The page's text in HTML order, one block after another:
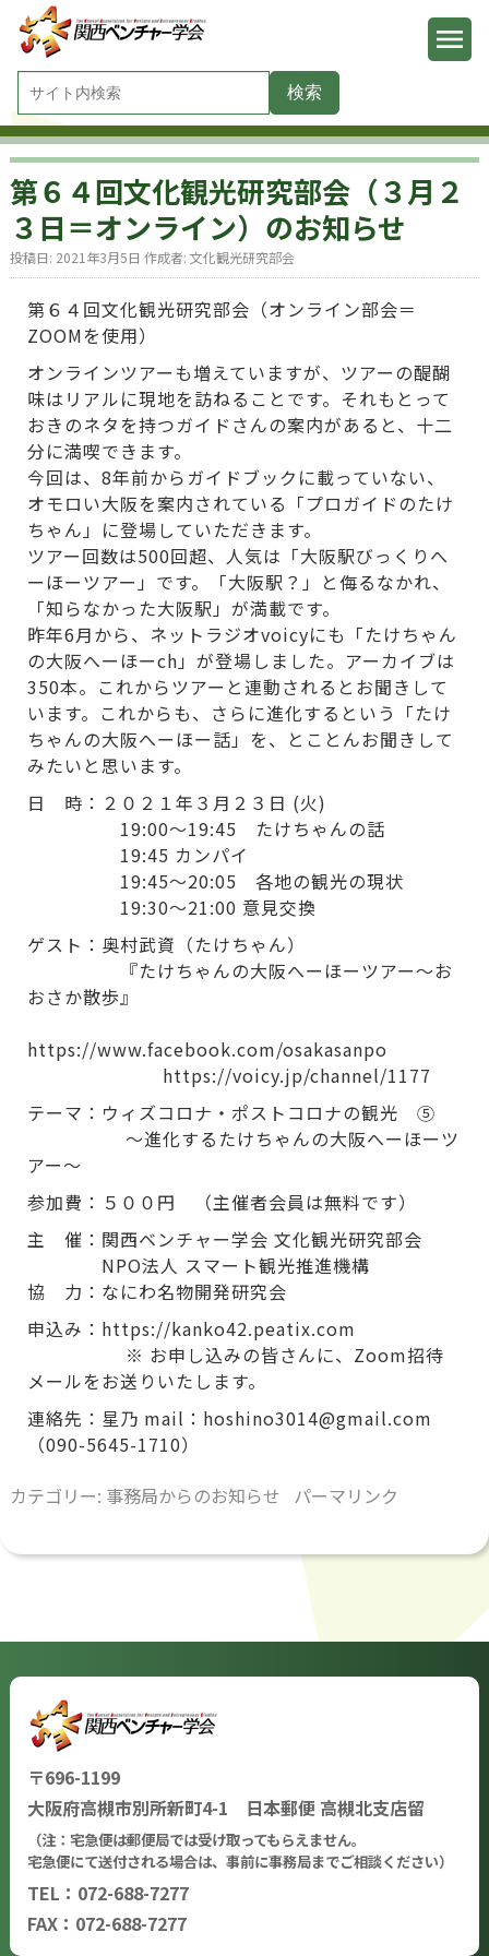
第６４回文化観光研究部会（３月２
３日＝オンライン）のお知らせ
投稿日: 2021年3月5日 作成者: 文化観光研究部会
第６４回文化観光研究部会（オンライン部会＝
ZOOMを使用）
オンラインツアーも増えていますが、ツアーの醍醐
味はリアルに現地を訪ねることです。それもとって
おきのネタを持つガイドさんの案内があると、十二
分に満喫できます。
今回は、8年前からガイドブックに載っていない、
オモロい大阪を案内されている「プロガイドのたけ
ちゃん」に登場していただきます。
ツアー回数は500回超、人気は「大阪駅びっくりへ
ーほーツアー」です。「大阪駅？」と侮るなかれ、
「知らなかった大阪駅」が満載です。
昨年6月から、ネットラジオvoicyにも「たけちゃん
の大阪へーほーch」が登場しました。アーカイブは
350本。これからツアーと連動されるとお聞きして
います。これからも、さらに進化するという「たけ
ちゃんの大阪へーほー話」を、とことんお聞きして
みたいと思います。
日 時：２０２１年３月２３日 (火)
19:00〜19:45 たけちゃんの話
19:45 カンパイ
19:45〜20:05 各地の観光の現状
19:30〜21:00 意見交換
ゲスト：奥村武資（たけちゃん）
『たけちゃんの大阪へーほーツアー～お
おさか散歩』
https://www.facebook.com/osakasanpo
https://voicy.jp/channel/1177
テーマ：ウィズコロナ・ポストコロナの観光 ⑤
〜進化するたけちゃんの大阪へーほーツ
アー～
参加費：５００円 （主催者会員は無料です）
主 催：関西ベンチャー学会 文化観光研究部会
NPO法人 スマート観光推進機構
協 力：なにわ名物開発研究会
申込み：https://kanko42.peatix.com
※ お申し込みの皆さんに、Zoom招待
メールをお送りいたします。
連絡先：星乃 mail：hoshino3014@gmail.com
（090-5645-1710）
カテゴリー: 事務局からのお知らせ パーマリンク
〒696-1199
大阪府高槻市別所新町4-1 日本郵便 高槻北支店留
（注：宅急便は郵便局では受け取ってもらえません。
宅急便にて送付される場合は、事前に事務局までご相談ください）
TEL：072-688-7277
FAX：072-688-7277